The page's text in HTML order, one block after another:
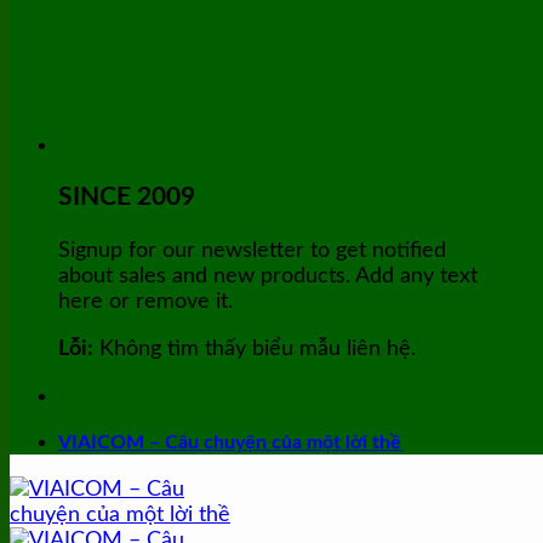
SINCE 2009
Signup for our newsletter to get notified
about sales and new products. Add any text
here or remove it.
Lỗi: Không tìm thấy biểu mẫu liên hệ.
VIAICOM – Câu chuyện của một lời thề